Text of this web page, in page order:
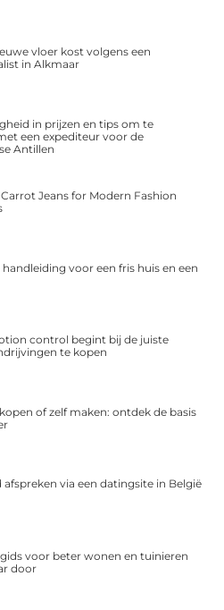
vloer kost volgens een
in Alkmaar
in prijzen en tips om te
een expediteur voor de
Antillen
Jeans for Modern Fashion
voor een fris huis en een
control begint bij de juiste
te kopen
of zelf maken: ontdek de basis
afspreken via een datingsite in België
voor beter wonen en tuinieren
door